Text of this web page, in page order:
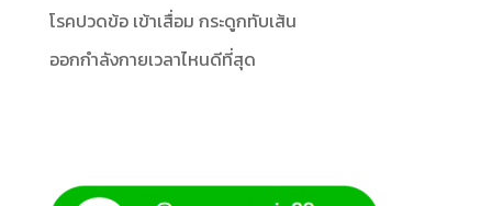
โรคปวดข้อ เข้าเสื่อม กระดูกทับเส้น
ออกกำลังกายเวลาไหนดีที่สุด